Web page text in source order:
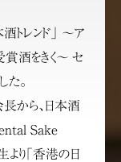
トレンド」 〜ア
酒をきく〜 セ
た。
から、日本酒
Sake
り「香港の日